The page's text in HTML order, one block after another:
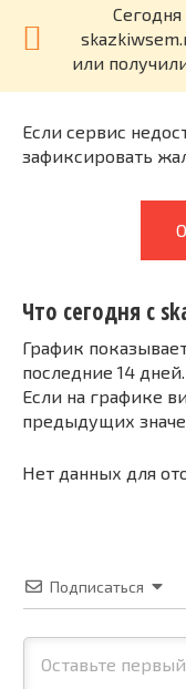
или
Если сервис
зафиксировать
Что сегодня с
График
последние 14 дней.
Если на графике
предыдущих
Нет данных для
Подписаться